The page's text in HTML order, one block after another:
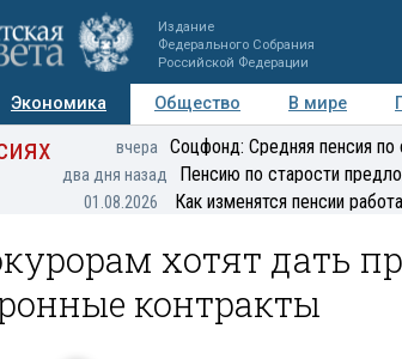
Издание
Федерального Собрания
Российской Федерации
Экономика Общество В мире
Персоны Мнения Регионы
вчера Соцфонд: Средняя пенсия
два дня назад Пенсию по старости
01.08.2026 Как изменятся пенсии
хотят дать
контракты